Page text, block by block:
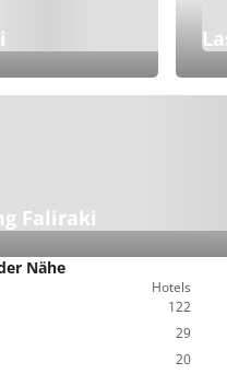
Faliraki
Nähe
Hotels
122
29
20